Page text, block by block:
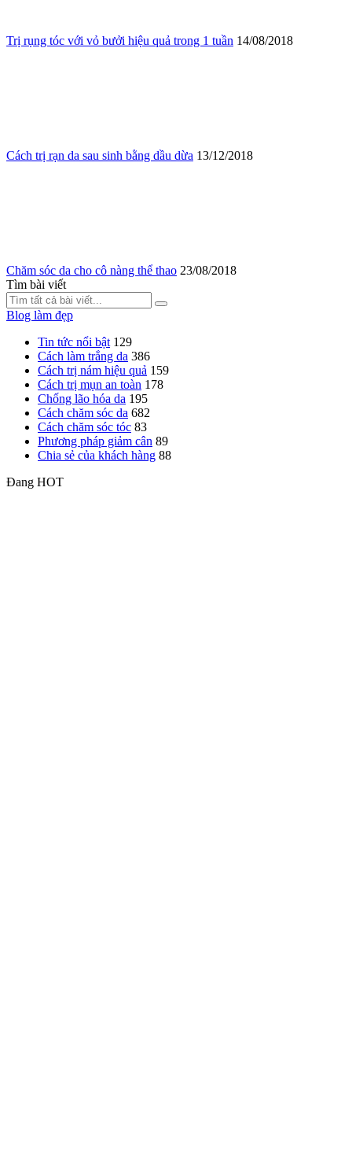
Trị rụng tóc với vỏ bưởi hiệu quả trong 1 tuần 14/08/2018
Cách trị rạn da sau sinh bằng dầu dừa 13/12/2018
Chăm sóc da cho cô nàng thể thao 23/08/2018
Tìm bài viết
Blog làm đẹp
Tin tức nổi bật 129
Cách làm trắng da 386
Cách trị nám hiệu quả 159
Cách trị mụn an toàn 178
Chống lão hóa da 195
Cách chăm sóc da 682
Cách chăm sóc tóc 83
Phương pháp giảm cân 89
Chia sẻ của khách hàng 88
Đang HOT